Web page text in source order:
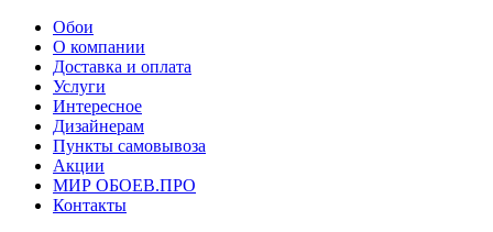
Обои
О компании
Доставка и оплата
Услуги
Интересное
Дизайнерам
Пункты самовывоза
Акции
МИР ОБОЕВ.ПРО
Контакты